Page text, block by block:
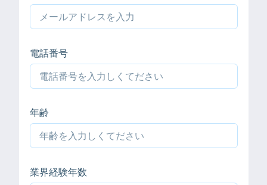
電話番号
年齢
業界経験年数